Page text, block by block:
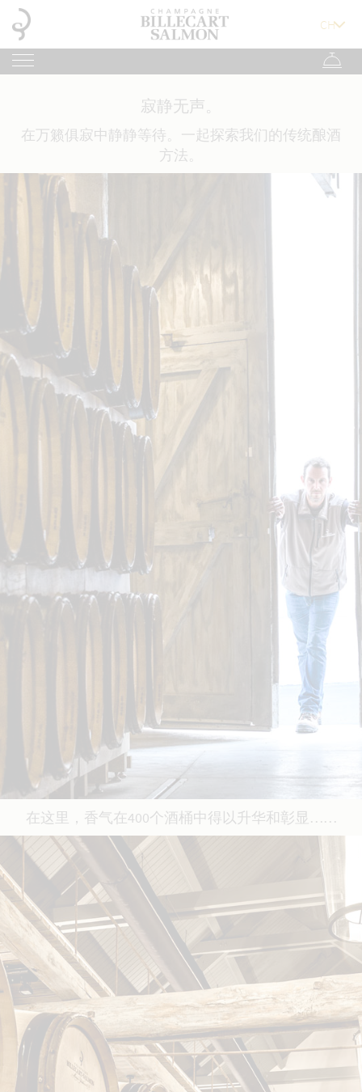
寂静无声。
在万籁俱寂中静静等待。一起探索我们的传统酿酒
方法。
在这里，香气在400个酒桶中得以升华和彰显……